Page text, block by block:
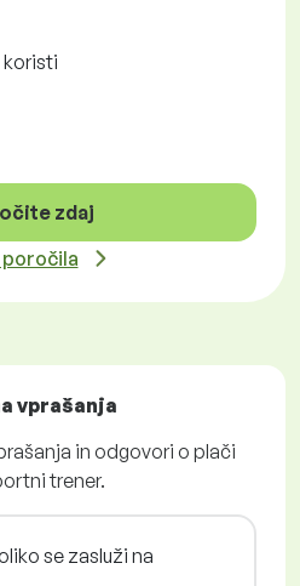
koristi
zdaj
vprašanja
in odgovori o plači
trener.
se zasluži na